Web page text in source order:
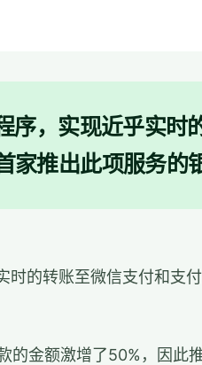
序，实现近乎实时
家推出此项服务的
时的转账至微信支付和支
的金额激增了50%，因此